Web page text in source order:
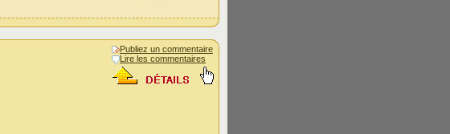
Publiez un commentaire
Lire les commentaires